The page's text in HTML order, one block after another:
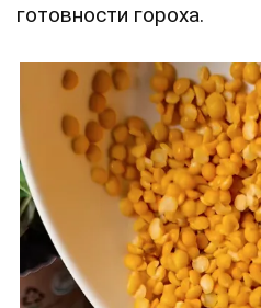
готовности гороха.